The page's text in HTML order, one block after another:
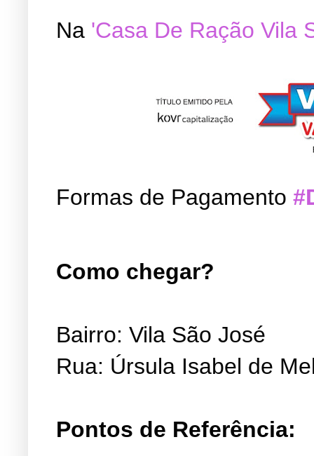
Na 'Casa De Ração Vila
Formas de Pagamento
Como chegar?
Bairro: Vila São José
Rua: Úrsula Isabel de
Pontos de Referência: